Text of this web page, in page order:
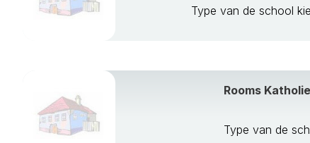
Type van de school
Rooms
Type van de